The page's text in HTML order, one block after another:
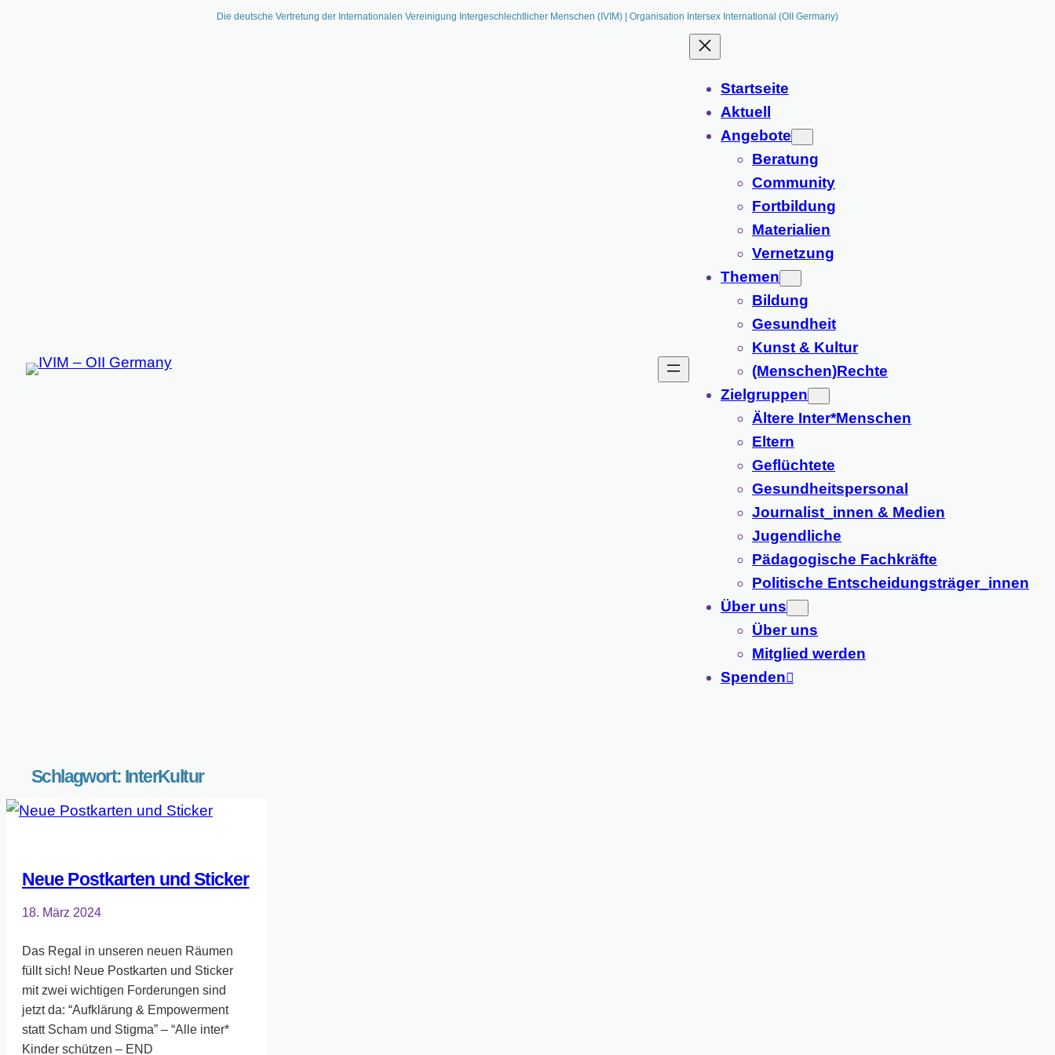
Die deutsche Vertretung der Internationalen Vereinigung Intergeschlechtlicher Menschen (IVIM) | Organisation Intersex International (OII Germany)
Startseite
Aktuell
Angebote
Beratung
Community
Fortbildung
Materialien
Vernetzung
Themen
Bildung
Gesundheit
Kunst & Kultur
(Menschen)Rechte
Zielgruppen
Ältere Inter*Menschen
Eltern
Geflüchtete
Gesundheitspersonal
Journalist_innen & Medien
Jugendliche
Pädagogische Fachkräfte
Politische Entscheidungsträger_innen
Über uns
Über uns
Mitglied werden
Spenden
Schlagwort: InterKultur
Neue Postkarten und Sticker
18. März 2024
Das Regal in unseren neuen Räumen
füllt sich! Neue Postkarten und Sticker
mit zwei wichtigen Forderungen sind
jetzt da: “Aufklärung & Empowerment
statt Scham und Stigma” – “Alle inter*
Kinder schützen – END